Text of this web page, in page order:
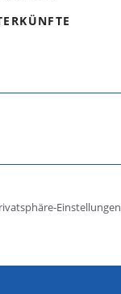
Einstellungen